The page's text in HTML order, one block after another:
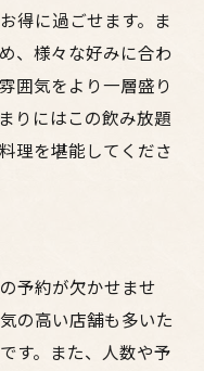
得に過ごせます。ま
、様々な好みに合わ
囲気をより一層盛り
りにはこの飲み放題
理を堪能してくださ
予約が欠かせませ
の高い店舗も多いた
す。また、人数や予